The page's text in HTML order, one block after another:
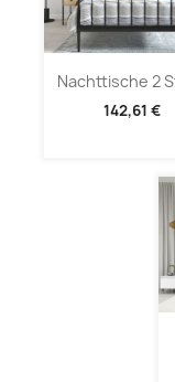
Nachttische 2
142,61 €